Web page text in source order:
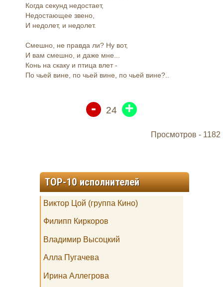
Когда секунд недостает,
Недостающее звено,
И недолет, и недолет.
Смешно, не правда ли? Hy вот,
И вам смешно, и даже мне...
Конь на скаку и птица влет -
По чьей вине, по чьей вине, по чьей вине?..
- 24 +
Просмотров - 1182
TOP-10 исполнителей
Виктор Цой (группа Кино)
Филипп Киркоров
Владимир Высоцкий
Алла Пугачева
Ирина Аллегрова